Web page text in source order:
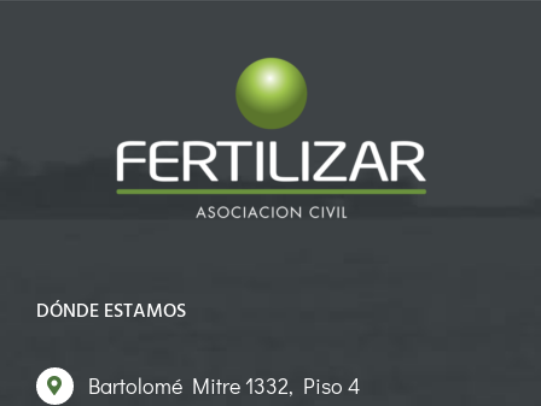
DÓNDE ESTAMOS
Bartolomé Mitre 1332, Piso 4